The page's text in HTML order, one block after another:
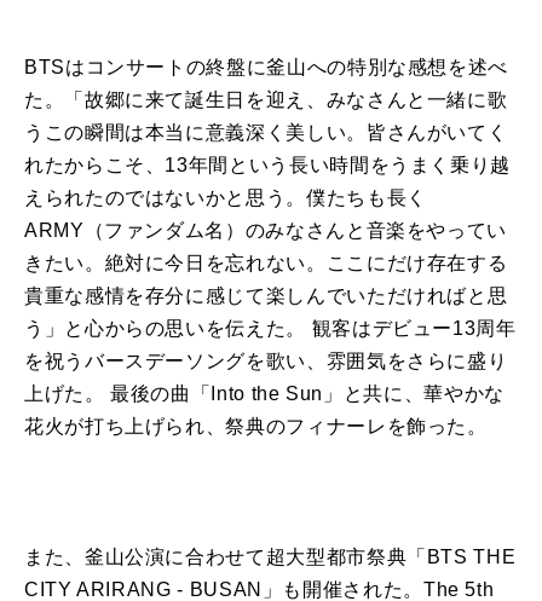
BTSはコンサートの終盤に釜山への特別な感想を述べ
た 。「 故郷に来て誕生日を迎え、 みなさんと一緒に歌
うこの瞬間は本当に意義深く美しい。 皆さんがいてく
れたからこそ、 13年間という長い時間をうまく乗り越
えられたのではないかと思 う。僕たちも長く
ARMY（ファンダム名） のみなさんと音楽をやってい
き たい。絶対に今日を忘れない。
ここにだけ存在する
貴重な感情を存分に感じて楽しんでいた だければと思
う」と心からの思いを伝え た 。 観客はデビュー13周年
を祝うバースデーソングを歌い、 雰囲気をさらに盛り
上げた 。 最後の曲「Into the Sun」 と共に
、華やかな
花火が打ち上げられ、祭典のフィナーレを飾った 。
ま た 釜山公演に合わせて超大型都市祭典「 BTS THE
CITY ARIRANG - BUSAN」も開催された 。The 5th